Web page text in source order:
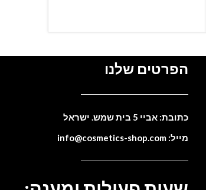
הפרטים שלנו
כתובת: אביי 5 בית שמש. ישראל
מייל: info@cosmetics-shop.com